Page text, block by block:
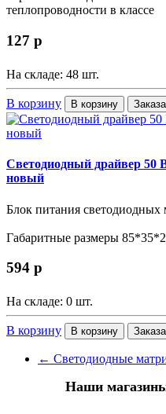
теплопроводности в классе
127 p
На складе: 48 шт.
В корзину В корзину
Светодиодный драйвер 50
новый
Блок питания
Габаритные размеры
594 p
На складе: 0 шт.
В корзину В корзину
← Светодиодные
Наши